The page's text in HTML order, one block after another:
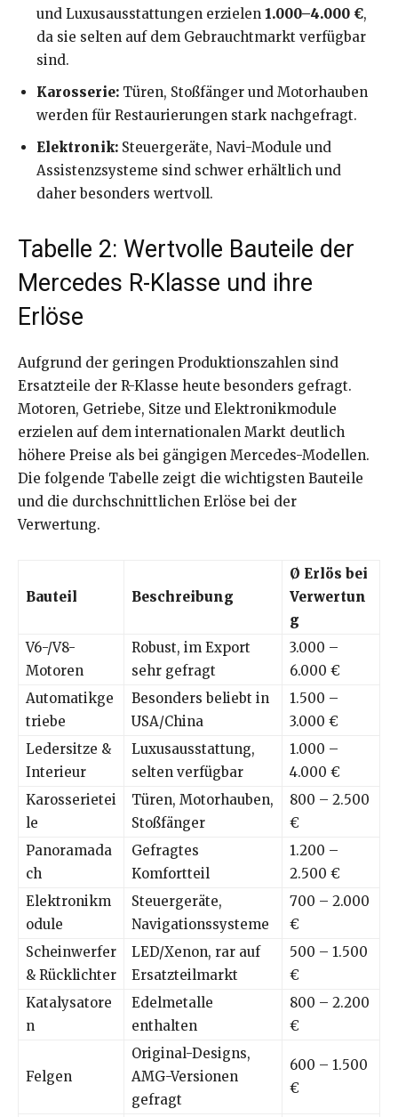
und Luxusausstattungen erzielen 1.000–4.000 €,
da sie selten auf dem Gebrauchtmarkt verfügbar
sind.
Karosserie: Türen, Stoßfänger und Motorhauben
werden für Restaurierungen stark nachgefragt.
Elektronik: Steuergeräte, Navi-Module und
Assistenzsysteme sind schwer erhältlich und
daher besonders wertvoll.
Tabelle 2: Wertvolle Bauteile der
Mercedes R-Klasse und ihre
Erlöse
Aufgrund der geringen Produktionszahlen sind
Ersatzteile der R-Klasse heute besonders gefragt.
Motoren, Getriebe, Sitze und Elektronikmodule
erzielen auf dem internationalen Markt deutlich
höhere Preise als bei gängigen Mercedes-Modellen.
Die folgende Tabelle zeigt die wichtigsten Bauteile
und die durchschnittlichen Erlöse bei der
Verwertung.
Bauteil Beschreibung
Ø Erlös bei
Verwertun
g
V6-/V8-
Motoren
Robust, im Export
sehr gefragt
3.000 –
6.000 €
Automatikge
triebe
Besonders beliebt in
USA/China
1.500 –
3.000 €
Ledersitze &
Interieur
Luxusausstattung,
selten verfügbar
1.000 –
4.000 €
Karosserietei
le
Türen, Motorhauben,
Stoßfänger
800 – 2.500
€
Panoramada
ch
Gefragtes
Komfortteil
1.200 –
2.500 €
Elektronikm
odule
Steuergeräte,
Navigationssysteme
700 – 2.000
€
Scheinwerfer
& Rücklichter
LED/Xenon, rar auf
Ersatzteilmarkt
500 – 1.500
€
Katalysatore
n
Edelmetalle
enthalten
800 – 2.200
€
Felgen
Original-Designs,
AMG-Versionen
gefragt
600 – 1.500
€